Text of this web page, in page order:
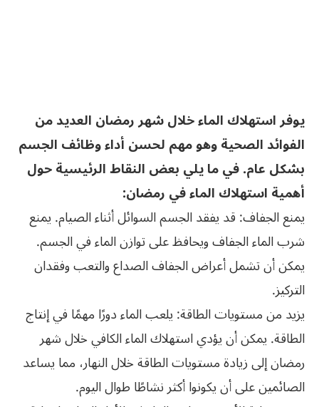
يوفر استهلاك الماء خلال شهر رمضان العديد من
الفوائد الصحية وهو مهم لحسن أداء وظائف الجسم
بشكل عام. في ما يلي بعض النقاط الرئيسية حول
أهمية استهلاك الماء في رمضان:
يمنع الجفاف: قد يفقد الجسم السوائل أثناء الصيام. يمنع
شرب الماء الجفاف ويحافظ على توازن الماء في الجسم.
يمكن أن تشمل أعراض الجفاف الصداع والتعب وفقدان
التركيز.
يزيد من مستويات الطاقة: يلعب الماء دورًا مهمًا في إنتاج
الطاقة. يمكن أن يؤدي استهلاك الماء الكافي خلال شهر
رمضان إلى زيادة مستويات الطاقة خلال النهار، مما يساعد
الصائمين على أن يكونوا أكثر نشاطًا طوال اليوم.